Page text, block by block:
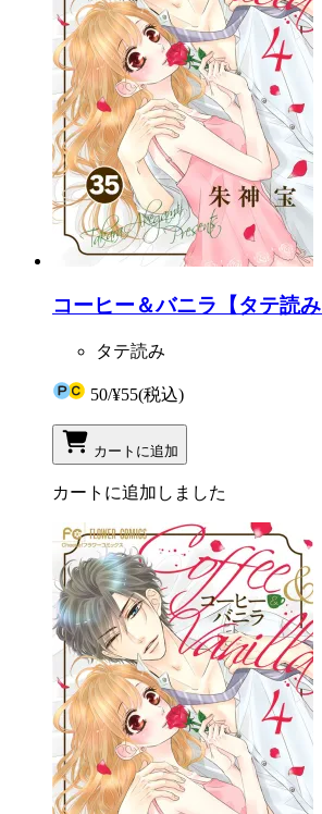
コーヒー＆バニラ【タテ読
タテ読み
50/¥55(税込)
カートに追加
カートに追加しました